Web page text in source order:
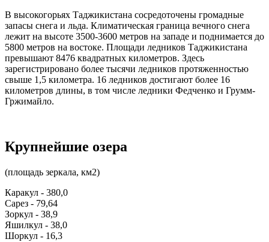
В высокогорьях Таджикистана сосредоточены громадные
запасы снега и льда. Климатическая граница вечного снега
лежит на высоте 3500-3600 метров на западе и поднимается до
5800 метров на востоке. Площади ледников Таджикистана
превышают 8476 квадратных километров. Здесь
зарегистрировано более тысячи ледников протяженностью
свыше 1,5 километра. 16 ледников достигают более 16
километров длины, в том числе ледники Федченко и Грумм-
Гржимайло.
Крупнейшие озера
(площадь зеркала, км2)
Каракул - 380,0
Сарез - 79,64
Зоркул - 38,9
Яшилкул - 38,0
Шоркул - 16,3